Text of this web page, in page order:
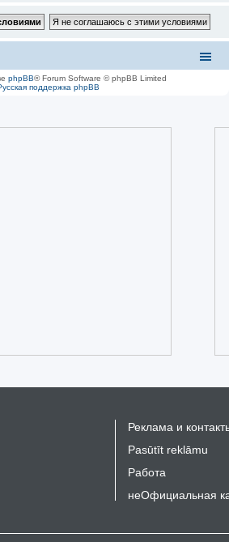
phpBB® Forum Software © phpBB Limited
поддержка phpBB
Реклама и
Pasūtīt reklāmu
Работа
неОфициальная